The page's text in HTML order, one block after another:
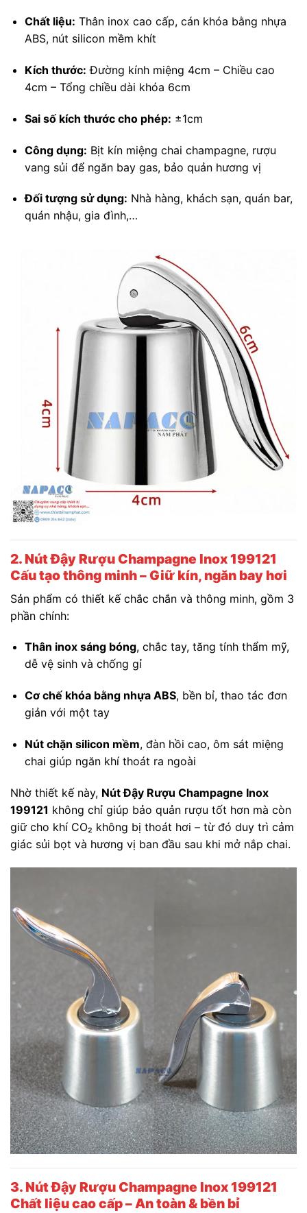
Chất liệu: Thân inox cao cấp, cán khóa bằng nhựa
ABS, nút silicon mềm khít
Kích thước: Đường kính miệng 4cm – Chiều cao
4cm – Tổng chiều dài khóa 6cm
Sai số kích thước cho phép: ±1cm
Công dụng: Bịt kín miệng chai champagne, rượu
vang sủi để ngăn bay gas, bảo quản hương vị
Đối tượng sử dụng: Nhà hàng, khách sạn, quán bar,
quán nhậu, gia đình,…
2. Nút Đậy Rượu Champagne Inox 199121
Cấu tạo thông minh – Giữ kín, ngăn bay hơi
Sản phẩm có thiết kế chắc chắn và thông minh, gồm 3
phần chính:
Thân inox sáng bóng, chắc tay, tăng tính thẩm mỹ,
dễ vệ sinh và chống gỉ
Cơ chế khóa bằng nhựa ABS, bền bỉ, thao tác đơn
giản với một tay
Nút chặn silicon mềm, đàn hồi cao, ôm sát miệng
chai giúp ngăn khí thoát ra ngoài
Nhờ thiết kế này, Nút Đậy Rượu Champagne Inox
199121 không chỉ giúp bảo quản rượu tốt hơn mà còn
giữ cho khí CO₂ không bị thoát hơi – từ đó duy trì cảm
giác sủi bọt và hương vị ban đầu sau khi mở nắp chai.
3. Nút Đậy Rượu Champagne Inox 199121
Chất liệu cao cấp – An toàn & bền bỉ